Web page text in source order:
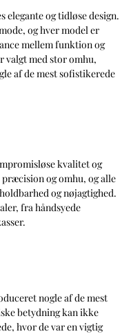
og tidløse design.
og hver model er
mellem funktion og
valgt med stor omhu,
af de mest sofistikerede
kvalitet og
og omhu, og alle
og nøjagtighed.
fra håndsyede
nogle af de mest
betydning kan ikke
hvor de var en vigtig